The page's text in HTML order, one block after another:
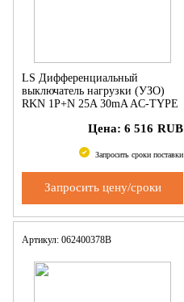
LS Дифференциальный
выключатель нагрузки (УЗО)
RKN 1P+N 25A 30mA AC-TYPE
Цена: 6 516 RUB
Запросить сроки поставки
Запросить цену/сроки
Артикул: 062400378B